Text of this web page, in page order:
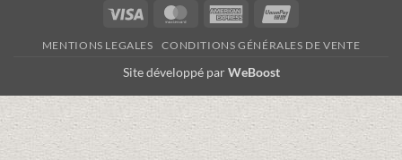
Visa MasterCardAmerican
MENTIONS LEGALES CONDITIONS GÉNÉRALES DE VENTE
Site développé parWeBoost